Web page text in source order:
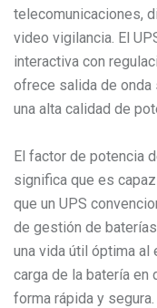
telecomunicaciones,
video vigilancia. El
interactiva con
ofrece salida de onda
una alta calidad de
El factor de potencia
significa que es
que un UPS
de gestión de
una vida útil óptima al
carga de la batería en
forma rápida y